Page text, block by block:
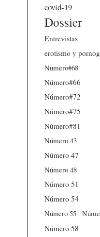
covid-19
Dossier
Entrevistas
erotismo y
Numero#68
Número#66
Número#72
Número#75
Número#81
Número 43
Número 47
Número 48
Número 51
Número 54
Número 55
Número 58